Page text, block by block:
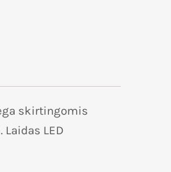
skirtingomis
LED